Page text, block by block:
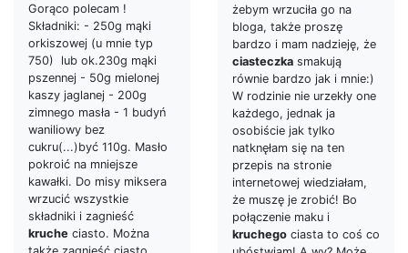
Gorąco polecam !
Składniki: - 250g mąki
orkiszowej (u mnie typ
750) lub ok.230g mąki
pszennej - 50g mielonej
kaszy jaglanej - 200g
zimnego masła - 1 budyń
waniliowy bez
cukru(...)być 110g. Masło
pokroić na mniejsze
kawałki. Do misy miksera
wrzucić wszystkie
składniki i zagnieść
kruche ciasto. Można
żebym wrzuciła go na
bloga, także proszę
bardzo i mam nadzieję, że
ciasteczka smakują
równie bardzo jak i mnie:)
W rodzinie nie urzekły one
każdego, jednak ja
osobiście jak tylko
natknęłam się na ten
przepis na stronie
internetowej wiedziałam,
że muszę je zrobić! Bo
połączenie maku i
kruchego ciasta to coś co